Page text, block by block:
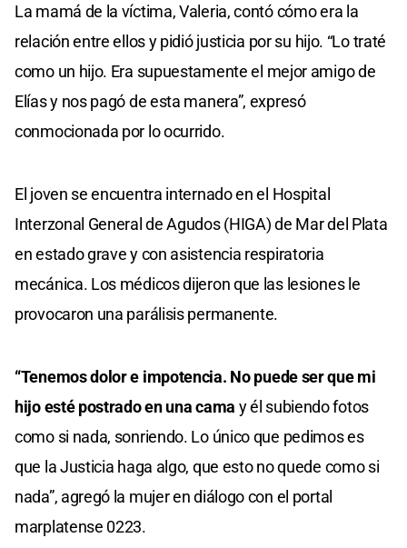
La mamá de la víctima, Valeria, contó cómo era la
relación entre ellos y pidió justicia por su hijo. “Lo traté
como un hijo. Era supuestamente el mejor amigo de
Elías y nos pagó de esta manera”, expresó
conmocionada por lo ocurrido.
El joven se encuentra internado en el Hospital
Interzonal General de Agudos (HIGA) de Mar del Plata
en estado grave y con asistencia respiratoria
mecánica. Los médicos dijeron que las lesiones le
provocaron una parálisis permanente.
“Tenemos dolor e impotencia. No puede ser que mi
hijo esté postrado en una cama y él subiendo fotos
como si nada, sonriendo. Lo único que pedimos es
que la Justicia haga algo, que esto no quede como si
nada”, agregó la mujer en diálogo con el portal
marplatense 0223.